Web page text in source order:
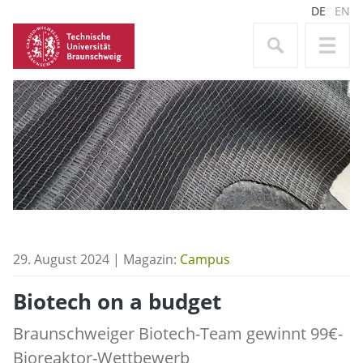
DE EN
29. August 2024 | Magazin: Campus
Biotech on a budget
Braunschweiger Biotech-Team gewinnt 99€-
Bioreaktor-Wettbewerb